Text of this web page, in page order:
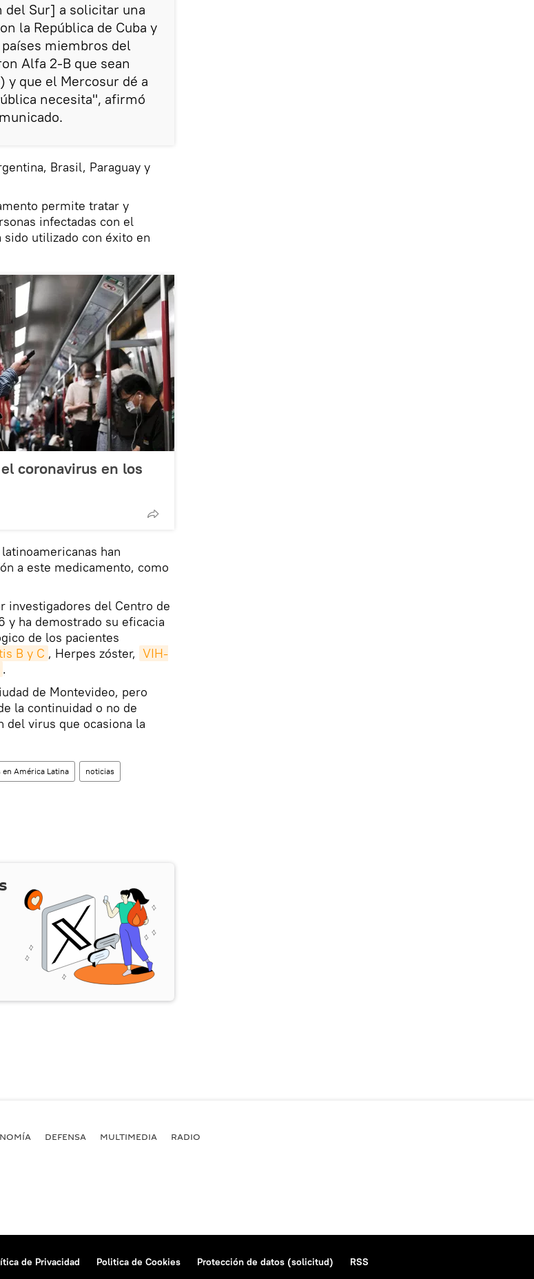
del Sur] a solicitar una
la República de Cuba y
miembros del
Alfa 2-B que sean
que el Mercosur dé a
necesita", afirmó
Brasil, Paraguay y
permite tratar y
infectadas con el
sido utilizado con éxito en
coronavirus en los
han
a este medicamento, como
investigadores del Centro de
y ha demostrado su eficacia
de los pacientes
B y C , Herpes zóster, VIH-
.
de Montevideo, pero
la continuidad o no de
del virus que ocasiona la
América Latina noticias
DEFENSA MULTIMEDIA RADIO
de Privacidad Politica de Cookies Protección de datos (solicitud)
RSS